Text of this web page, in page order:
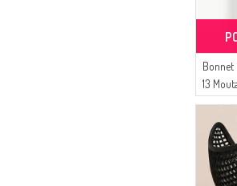
Bonnet
13